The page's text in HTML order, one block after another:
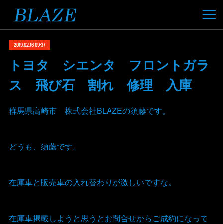
2019.02.16 09:37
トヨタ シエンタ フロントガラ
ス 飛び石 割れ 修理 入庫
群馬県高崎市 株式会社BLAZEの須藤です。
どうも、須藤です。
在庫車と販売車の入れ替わりが激しいですな。
在庫車掲載しようと思うとお問合せからご成約になって